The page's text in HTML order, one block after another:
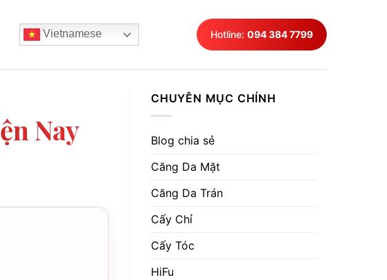
Vietnamese Hotline: 094 384 7799
Nay
CHUYÊN MỤC CHÍNH
Blog chia sẻ
Căng Da Mặt
Căng Da Trán
Cấy Chỉ
Cấy Tóc
HiFu